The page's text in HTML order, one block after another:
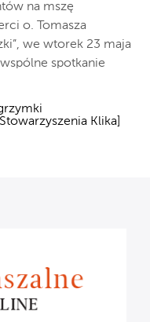
na mszę
o. Tomasza
we wtorek 23 maja
spotkanie
Klika]